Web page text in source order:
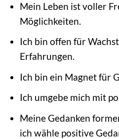
Mein Leben ist voller
Möglichkeiten.
Ich bin offen für
Erfahrungen.
Ich bin ein Magnet für
Ich umgebe mich mit
Meine Gedanken
ich wähle positive